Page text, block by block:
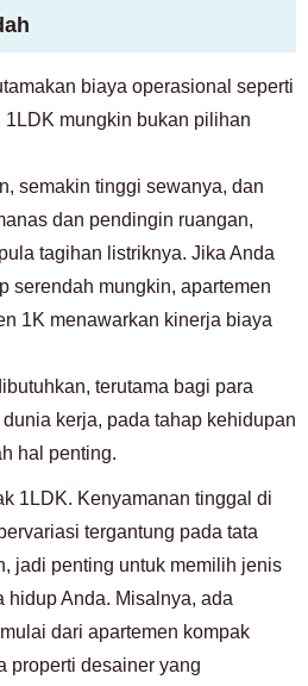
biaya operasional seperti
mungkin bukan pilihan
semakin tinggi sewanya, dan
dan pendingin ruangan,
tagihan listriknya. Jika Anda
serendah mungkin, apartemen
1K menawarkan kinerja biaya
terutama bagi para
kerja, pada tahap kehidupan
hal penting.
1LDK. Kenyamanan tinggal di
tergantung pada tata
jadi penting untuk memilih jenis
hidup Anda. Misalnya, ada
dari apartemen kompak
properti desainer yang